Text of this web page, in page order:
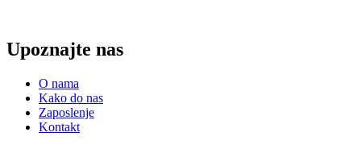
Upoznajte nas
O nama
Kako do nas
Zaposlenje
Kontakt